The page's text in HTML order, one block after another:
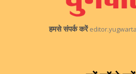
हमसे संपर्क करें